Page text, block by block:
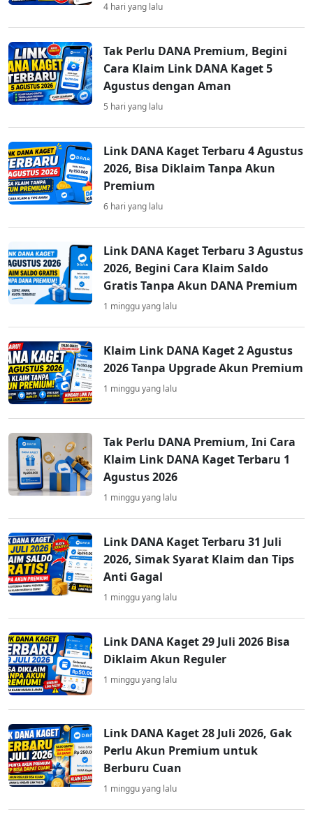
4 hari yang lalu
Tak Perlu DANA Premium, Begini
Cara Klaim Link DANA Kaget 5
Agustus dengan Aman
5 hari yang lalu
Link DANA Kaget Terbaru 4 Agustus
2026, Bisa Diklaim Tanpa Akun
Premium
6 hari yang lalu
Link DANA Kaget Terbaru 3 Agustus
2026, Begini Cara Klaim Saldo
Gratis Tanpa Akun DANA Premium
1 minggu yang lalu
Klaim Link DANA Kaget 2 Agustus
2026 Tanpa Upgrade Akun Premium
1 minggu yang lalu
Tak Perlu DANA Premium, Ini Cara
Klaim Link DANA Kaget Terbaru 1
Agustus 2026
1 minggu yang lalu
Link DANA Kaget Terbaru 31 Juli
2026, Simak Syarat Klaim dan Tips
Anti Gagal
1 minggu yang lalu
Link DANA Kaget 29 Juli 2026 Bisa
Diklaim Akun Reguler
1 minggu yang lalu
Link DANA Kaget 28 Juli 2026, Gak
Perlu Akun Premium untuk
Berburu Cuan
1 minggu yang lalu